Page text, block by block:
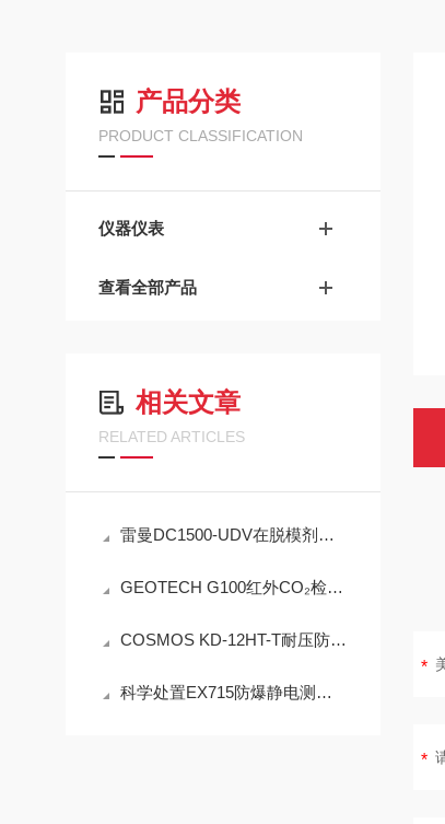
产品分类
PRODUCT CLASSIFICATION
仪器仪表
查看全部产品
相关文章
RELATED ARTICLES
雷曼DC1500-UDV在脱模剂检测中的工程可靠性设计
GEOTECH G100红外CO₂检测仪技术参数
COSMOS KD-12HT-T耐压防爆NMP炉内直插检测设备工程设计指南
科学处置EX715防爆静电测试仪故障可有效保障检测工作正常开展